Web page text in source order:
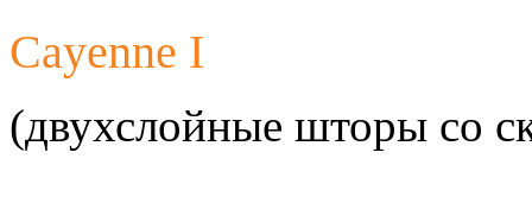
Cayenne I
(двухслойные шторы со